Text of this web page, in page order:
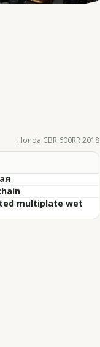
Honda CBR 600RR 2018
multiplate wet